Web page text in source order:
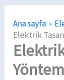
Ana sayfa
Elektrik